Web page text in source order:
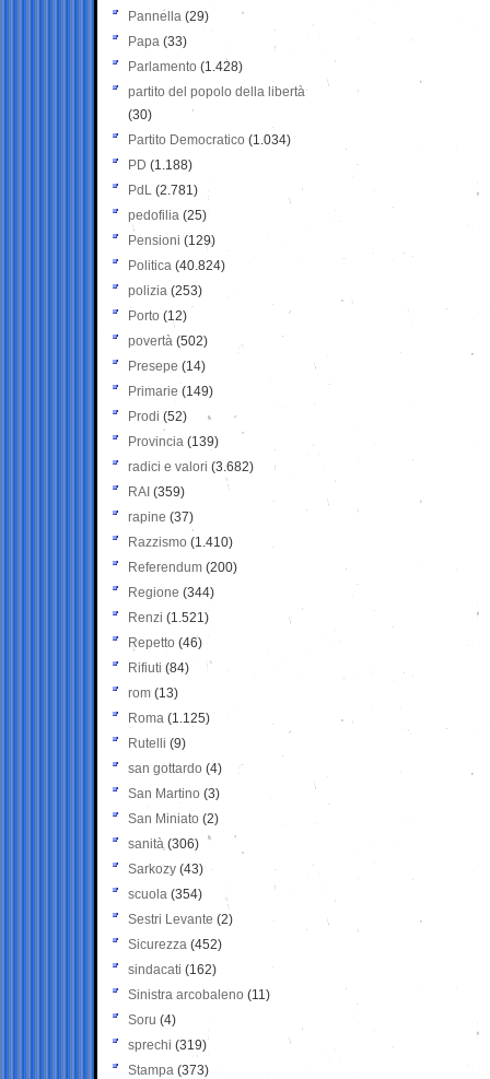
Pannella (29)
Papa (33)
Parlamento (1.428)
partito del popolo della libertà
(30)
Partito Democratico (1.034)
PD (1.188)
PdL (2.781)
pedofilia (25)
Pensioni (129)
Politica (40.824)
polizia (253)
Porto (12)
povertà (502)
Presepe (14)
Primarie (149)
Prodi (52)
Provincia (139)
radici e valori (3.682)
RAI (359)
rapine (37)
Razzismo (1.410)
Referendum (200)
Regione (344)
Renzi (1.521)
Repetto (46)
Rifiuti (84)
rom (13)
Roma (1.125)
Rutelli (9)
san gottardo (4)
San Martino (3)
San Miniato (2)
sanità (306)
Sarkozy (43)
scuola (354)
Sestri Levante (2)
Sicurezza (452)
sindacati (162)
Sinistra arcobaleno (11)
Soru (4)
sprechi (319)
Stampa (373)